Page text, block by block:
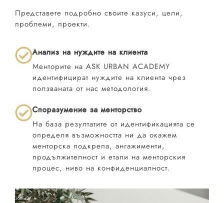
Представете подробно своите казуси, цели,
проблеми, проекти.
Анализ на нуждите на клиента
Менторите на ASK URBAN ACADEMY
идентифицират нуждите на клиента чрез
ползваната от нас методология.
Споразумение за менторство
На база резултатите от идентификацията се
определя възможността ни да окажем
менторска подкрепа, ангажименти,
продължителност и етапи на менторския
процес, ниво на конфиденциалност.